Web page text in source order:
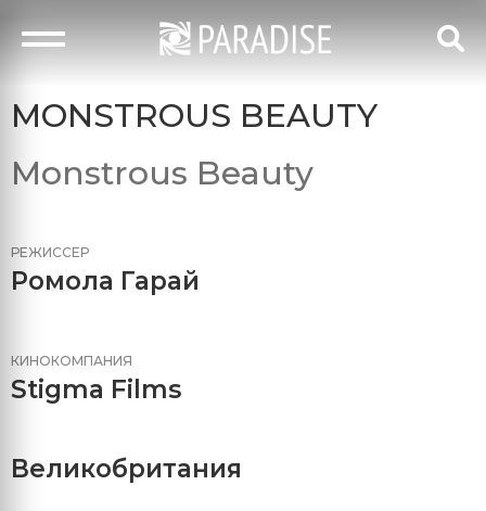
MONSTROUS BEAUTY
Monstrous Beauty
РЕЖИССЕР
Ромола Гарай
КИНОКОМПАНИЯ
Stigma Films
Великобритания